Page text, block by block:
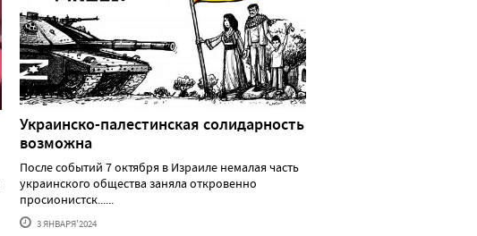
Украинско-палестинская солидарность
возможна
После событий 7 октября в Израиле немалая часть
украинского общества заняла откровенно
просионистск......
3 ЯНВАРЯ'2024